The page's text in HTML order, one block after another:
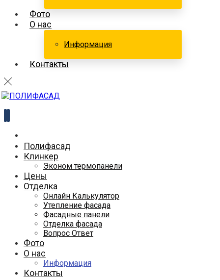
Фото
О нас
Информация
Контакты
Полифасад
Клинкер
Эконом термопанели
Цены
Отделка
Онлайн Калькулятор
Утепление фасада
Фасадные панели
Отделка фасада
Вопрос Ответ
Фото
О нас
Информация
Контакты